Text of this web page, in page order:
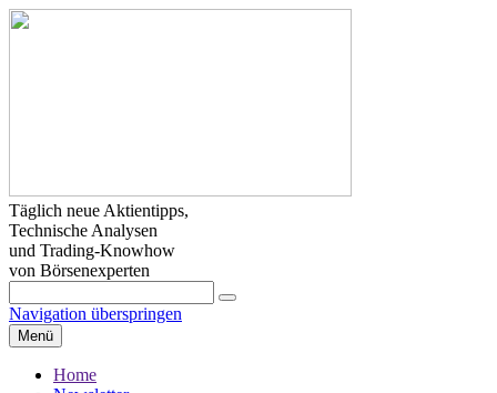
Täglich neue Aktientipps,
Technische Analysen
und Trading-Knowhow
von Börsenexperten
Navigation überspringen
Menü
Home